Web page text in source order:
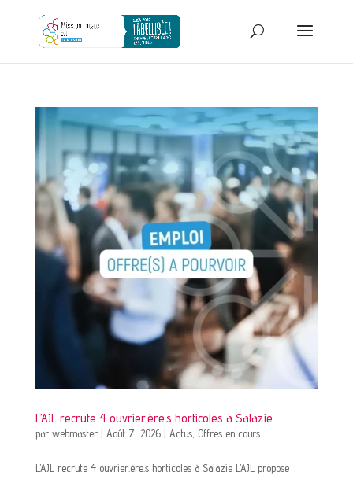
L’AJL recrute 4 ouvrier.ère.s horticoles à Salazie
par webmaster| Août 7, 2026| Actus, Offres en cours
L’AJL recrute 4 ouvrier.ère.s horticoles à Salazie L’AJL propose